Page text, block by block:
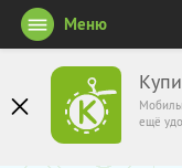
ещё
Меню